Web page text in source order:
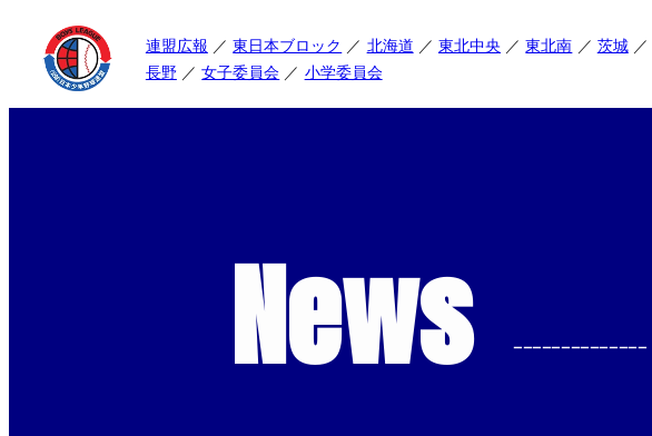
連盟広報 東日本ブロック 北海道 東北中央 東北南 茨城
長野
女子委員会 小学委員会
News --------------